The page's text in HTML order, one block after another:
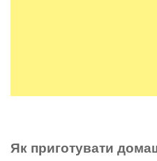
Як приготувати